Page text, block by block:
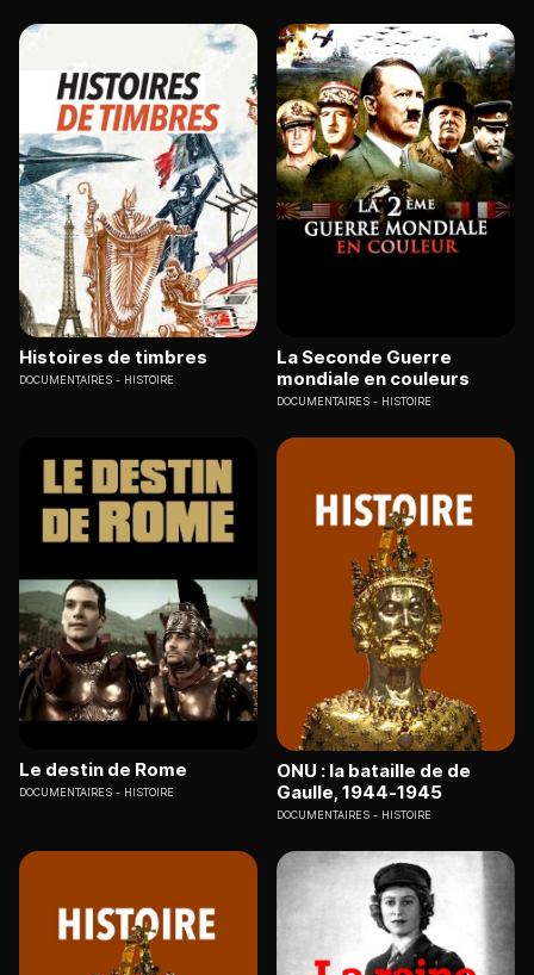
Histoires de timbres
DOCUMENTAIRES HISTOIRE
La Seconde Guerre
mondiale en couleurs
DOCUMENTAIRES HISTOIRE
Le destin de Rome
DOCUMENTAIRES HISTOIRE
ONU : la bataille de de
Gaulle, 1944-1945
DOCUMENTAIRES HISTOIRE